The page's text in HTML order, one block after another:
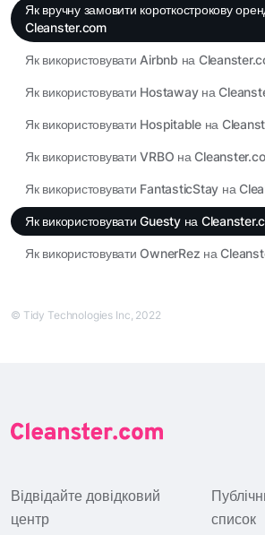
Як вручну замовити короткострокову
Cleanster.com
Як використовувати Airbnb на
Як використовувати Hostaway на
Як використовувати Hospitable на
Як використовувати VRBO на
Як використовувати FantasticStay на
Як використовувати Guesty на
Як використовувати OwnerRez на
© Tidy Technologies Inc, 2022
Відвідайте довідковий
центр
список